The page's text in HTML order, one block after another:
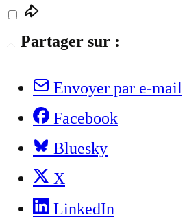
Partager sur :
Envoyer par e-mail
Facebook
Bluesky
X
LinkedIn